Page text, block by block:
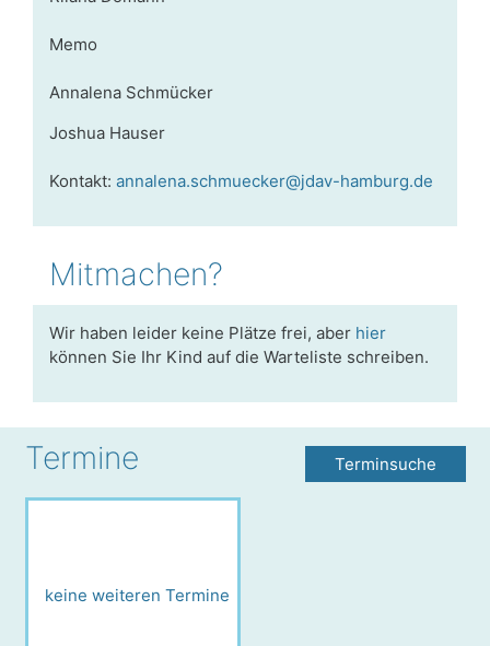
Memo
Annalena Schmücker
Joshua Hauser
Kontakt: annalena.schmuecker@jdav-hamburg.de
Mitmachen?
Wir haben leider keine Plätze frei, aber hier
können Sie Ihr Kind auf die Warteliste schreiben.
Termine Terminsuche
keine weiteren Termine